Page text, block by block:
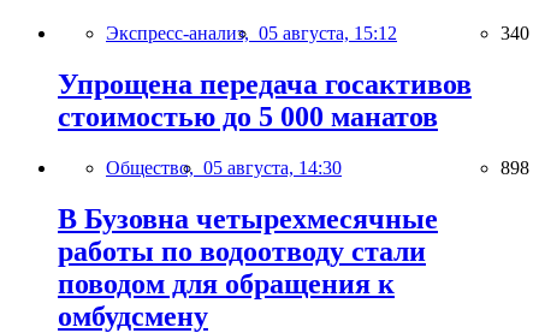
Экспресс-анализ, 05 августа, 15:12 340
Упрощена передача госактивов
стоимостью до 5 000 манатов
Общество, 05 августа, 14:30 898
В Бузовна четырехмесячные
работы по водоотводу стали
поводом для обращения к
омбудсмену